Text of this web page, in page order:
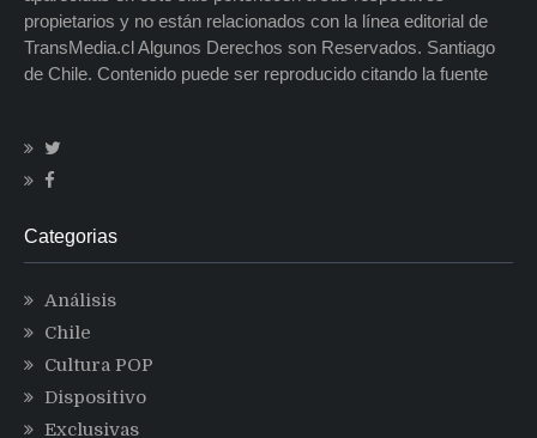
propietarios y no están relacionados con la línea editorial de
TransMedia.cl Algunos Derechos son Reservados. Santiago
de Chile. Contenido puede ser reproducido citando la fuente
Categorias
Análisis
Chile
Cultura POP
Dispositivo
Exclusivas